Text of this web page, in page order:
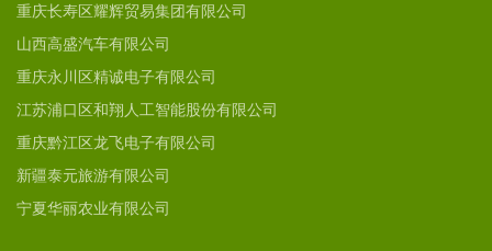
重庆长寿区耀辉贸易集团有限公司
山西高盛汽车有限公司
重庆永川区精诚电子有限公司
江苏浦口区和翔人工智能股份有限公司
重庆黔江区龙飞电子有限公司
新疆泰元旅游有限公司
宁夏华丽农业有限公司